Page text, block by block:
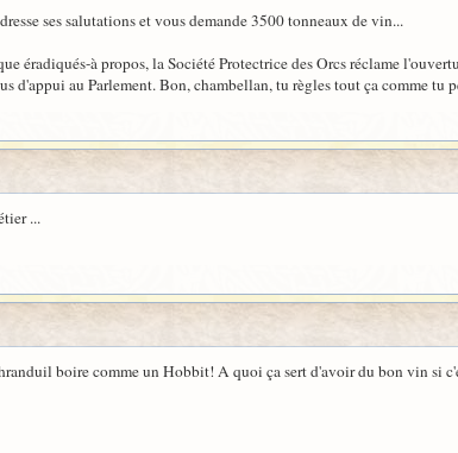
ses salutations et vous demande 3500 tonneaux de vin...
éradiqués-à propos, la Société Protectrice des Orcs réclame
d'appui au Parlement. Bon, chambellan, tu règles tout ça comme tu
...
boire comme un Hobbit! A quoi ça sert d'avoir du bon vin si